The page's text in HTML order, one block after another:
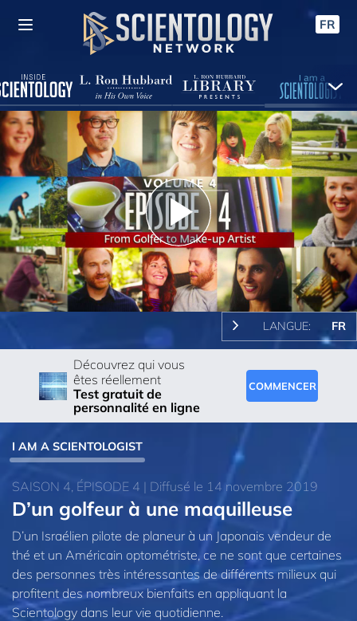
FR
Play
Video
LANGUE: FR
Découvrez qui vous
êtes réellement
Test gratuit de
personnalité en ligne
COMMENCER
I AM A SCIENTOLOGIST
SAISON 4, ÉPISODE 4 | Diffusé le 14 novembre 2019
D’un golfeur à une maquilleuse
D’un Israélien pilote de planeur à un Japonais vendeur de
thé et un Américain optométriste, ce ne sont que certaines
des personnes très intéressantes de différents milieux qui
profitent des nombreux bienfaits en appliquant la
Scientology dans leur vie quotidienne.